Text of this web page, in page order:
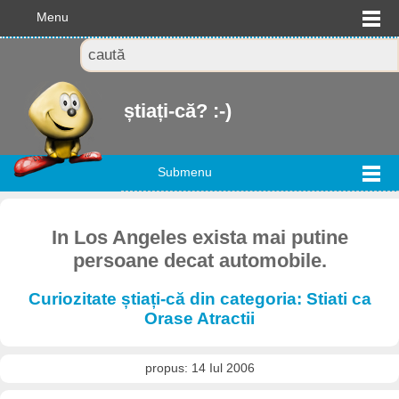
Menu
știați-că? :-)
Submenu
In Los Angeles exista mai putine
persoane decat automobile.
Curiozitate știați-că din categoria: Stiati ca
Orase Atractii
propus: 14 Iul 2006